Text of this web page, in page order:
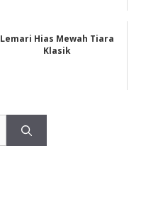
Lemari Hias Mewah Tiara
Klasik